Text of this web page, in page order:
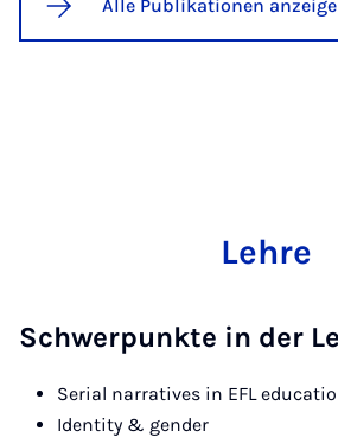
Alle Publikationen
Lehre
Schwerpunkte in der
Serial narratives in EFL
Identity & gender